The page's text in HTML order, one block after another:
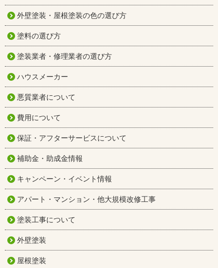
外壁塗装・屋根塗装の色の選び方
塗料の選び方
塗装業者・修理業者の選び方
ハウスメーカー
悪質業者について
費用について
保証・アフターサービスについて
補助金・助成金情報
キャンペーン・イベント情報
アパート・マンション・他大規模改修工事
塗装工事について
外壁塗装
屋根塗装